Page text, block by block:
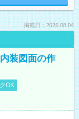
掲載日：2026.08.04
装図面の作
OK